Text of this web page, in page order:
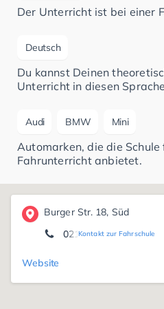
Der Unterricht ist bei einer
Deutsch
Du kannst Deinen
Unterricht in diesen
Audi BMW Mini
Automarken, die die Schule
Fahrunterricht anbietet.
Burger Str. 18, Süd
Kontakt zur Fahrschule
02191-33608
Website